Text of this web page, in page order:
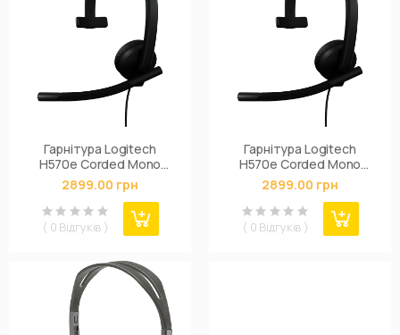
Гарнітура Logitech
H570e Corded Mono
BLACK-USB-A (981-
001426)
2899.00 грн
( 0 Відгуків )
Гарнітура Logitech
H570e Corded Mono
BLACK-USB-C (981-
001427)
2899.00 грн
( 0 Відгуків )